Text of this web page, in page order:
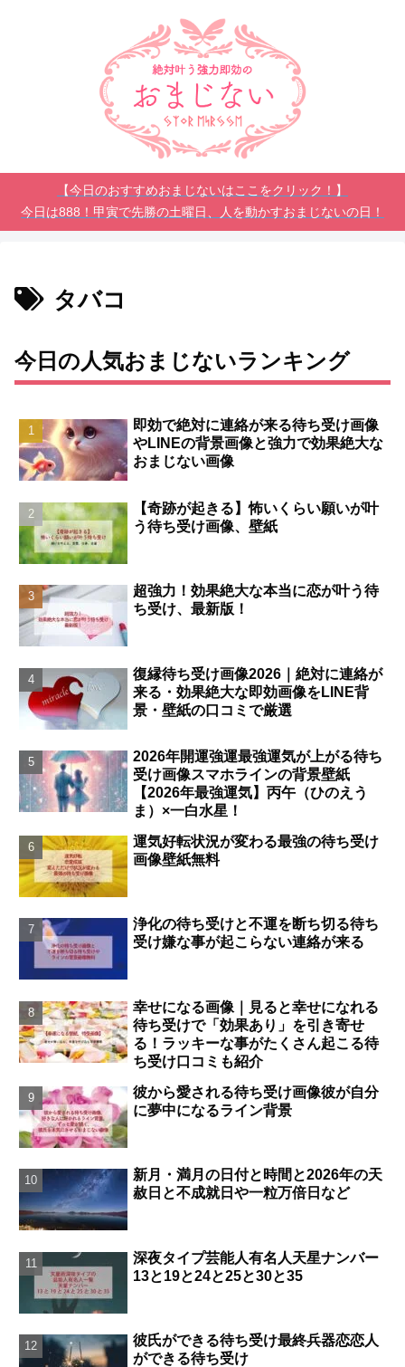
【今日のおすすめおまじないはここをクリック！】
今日は888！甲寅で先勝の土曜日、人を動かすおまじないの日！
タバコ
今日の人気おまじないランキング
即効で絶対に連絡が来る待ち受け画像
やLINEの背景画像と強力で効果絶大な
おまじない画像
【奇跡が起きる】怖いくらい願いが叶
う待ち受け画像、壁紙
超強力！効果絶大な本当に恋が叶う待
ち受け、最新版！
復縁待ち受け画像2026｜絶対に連絡が
来る・効果絶大な即効画像をLINE背
景・壁紙の口コミで厳選
2026年開運強運最強運気が上がる待ち
受け画像スマホラインの背景壁紙
【2026年最強運気】丙午（ひのえう
ま）×一白水星！
運気好転状況が変わる最強の待ち受け
画像壁紙無料
浄化の待ち受けと不運を断ち切る待ち
受け嫌な事が起こらない連絡が来る
幸せになる画像｜見ると幸せになれる
待ち受けで「効果あり」を引き寄せ
る！ラッキーな事がたくさん起こる待
ち受け口コミも紹介
彼から愛される待ち受け画像彼が自分
に夢中になるライン背景
新月・満月の日付と時間と2026年の天
赦日と不成就日や一粒万倍日など
深夜タイプ芸能人有名人天星ナンバー
13と19と24と25と30と35
彼氏ができる待ち受け最終兵器恋恋人
ができる待ち受け